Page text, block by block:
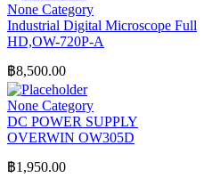
None Category
Industrial Digital Microscope Full
HD,OW-720P-A
฿8,500.00
None Category
DC POWER SUPPLY
OVERWIN OW305D
฿1,950.00